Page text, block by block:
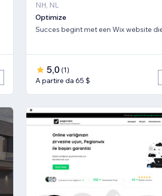
NH, NL
Optimize
Succes begint met een Wix website
5,0 (1)
A partire da 65 $